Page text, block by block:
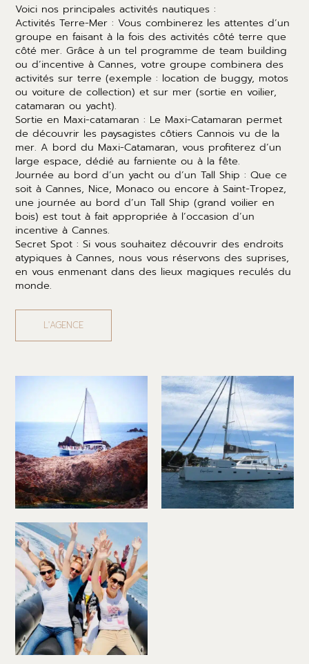
Voici nos principales activités nautiques :
Activités Terre-Mer : Vous combinerez les attentes d’un
groupe en faisant à la fois des activités côté terre que
côté mer. Grâce à un tel programme de team building
ou d’incentive à Cannes, votre groupe combinera des
activités sur terre (exemple : location de buggy, motos
ou voiture de collection) et sur mer (sortie en voilier,
catamaran ou yacht).
Sortie en Maxi-catamaran : Le Maxi-Catamaran permet
de découvrir les paysagistes côtiers Cannois vu de la
mer. A bord du Maxi-Catamaran, vous profiterez d’un
large espace, dédié au farniente ou à la fête.
Journée au bord d’un yacht ou d’un Tall Ship : Que ce
soit à Cannes, Nice, Monaco ou encore à Saint-Tropez,
une journée au bord d’un Tall Ship (grand voilier en
bois) est tout à fait appropriée à l’occasion d’un
incentive à Cannes.
Secret Spot : Si vous souhaitez découvrir des endroits
atypiques à Cannes, nous vous réservons des suprises,
en vous enmenant dans des lieux magiques reculés du
monde.
L'AGENCE